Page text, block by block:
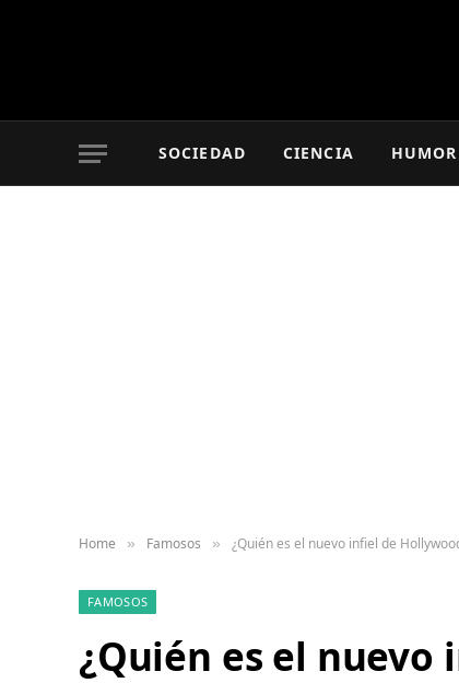
SOCIEDAD CIENCIA HUMOR
Home » Famosos » ¿Quién es el nuevo infiel de
FAMOSOS
¿Quién es el